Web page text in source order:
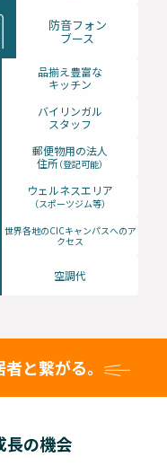
防音フォン
ブース
品揃え豊富な
キッチン
バイリンガル
スタッフ
郵便物用の法人
住所（登記可能）
ウェルネスエリア
（スポーツジム等）
世界各地のCICキャンパスへのア
クセス
空調代
と繋がる。
長の機会